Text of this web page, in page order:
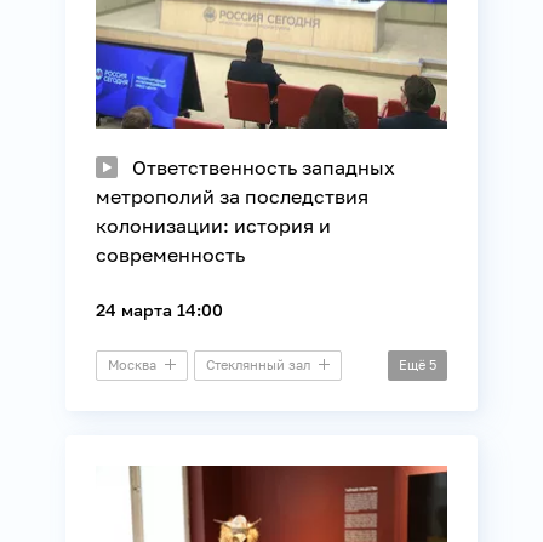
Ответственность западных
метрополий за последствия
колонизации: история и
современность
24 марта 14:00
Москва Стеклянный зал
Международные отношения
Ещё 5